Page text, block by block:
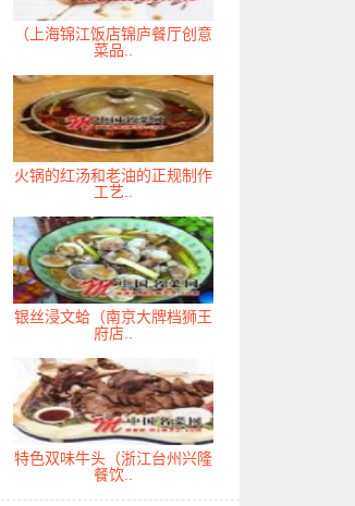
（上海锦江饭店锦庐餐厅创意
菜品..
火锅的红汤和老油的正规制作
工艺..
银丝浸文蛤（南京大牌档狮王
府店..
特色双味牛头（浙江台州兴隆
餐饮..